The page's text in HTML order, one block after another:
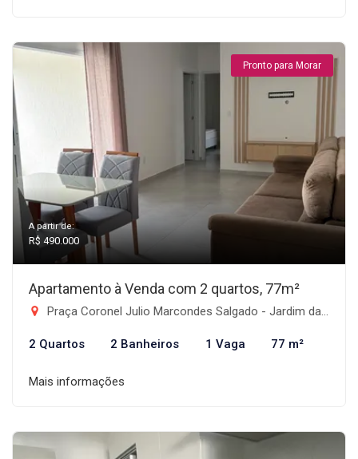
Pronto para Morar
A partir de:
R$ 490.000
Apartamento à Venda com 2 quartos, 77m²
Praça Coronel Julio Marcondes Salgado - Jardim das Nações, Taubaté-SP
2 Quartos 2 Banheiros 1 Vaga 77 m²
Mais informações